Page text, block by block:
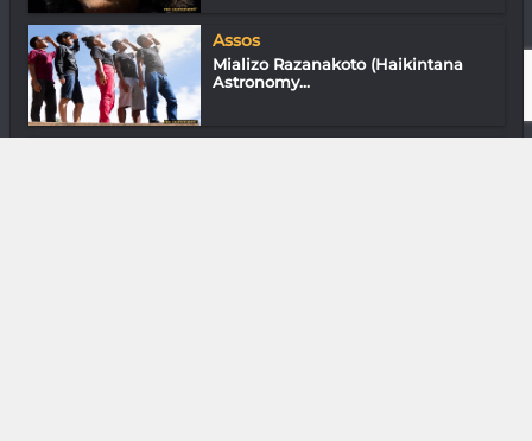
Assos
Mializo Razanakoto (Haikintana
Astronomy...